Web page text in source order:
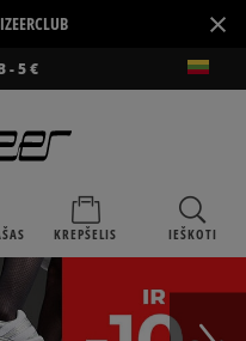
×
- 5 €
KREPŠELIS IEŠKOTI